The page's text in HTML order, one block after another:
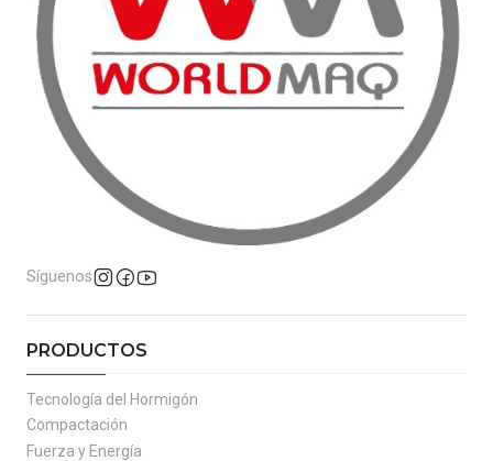
Síguenos
PRODUCTOS
Tecnología del Hormigón
Compactación
Fuerza y Energía